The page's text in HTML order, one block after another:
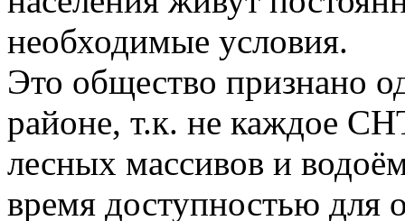
необходимые условия.
Это общество признано
районе, т.к. не каждое
лесных массивов и
время доступностью для